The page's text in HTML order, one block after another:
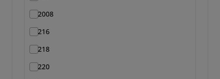
2008
216
218
220